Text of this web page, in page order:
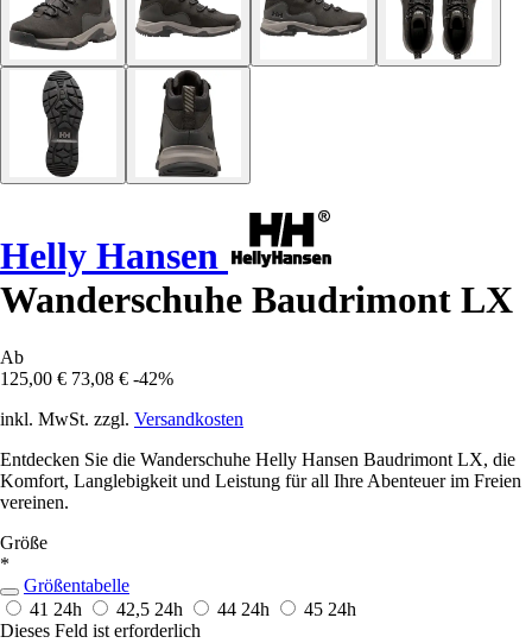
Helly Hansen
Wanderschuhe Baudrimont LX
Ab
125,00 € 73,08 € -42%
inkl. MwSt. zzgl. Versandkosten
Entdecken Sie die Wanderschuhe Helly Hansen Baudrimont LX, die
Komfort, Langlebigkeit und Leistung für all Ihre Abenteuer im Freien
vereinen.
Größe
*
Größentabelle
41 24h 42,5 24h 44 24h 45 24h
Dieses Feld ist erforderlich